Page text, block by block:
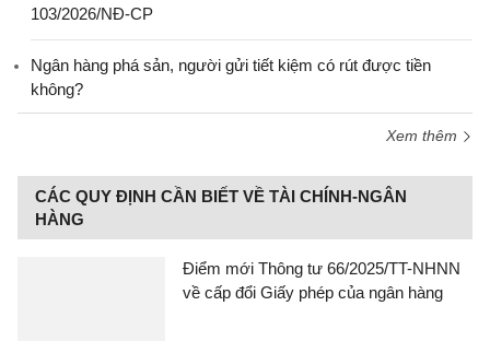
103/2026/NĐ-CP
Ngân hàng phá sản, người gửi tiết kiệm có rút được tiền
không?
Xem thêm
CÁC QUY ĐỊNH CẦN BIẾT VỀ TÀI CHÍNH-NGÂN
HÀNG
Điểm mới Thông tư 66/2025/TT-NHNN
về cấp đổi Giấy phép của ngân hàng